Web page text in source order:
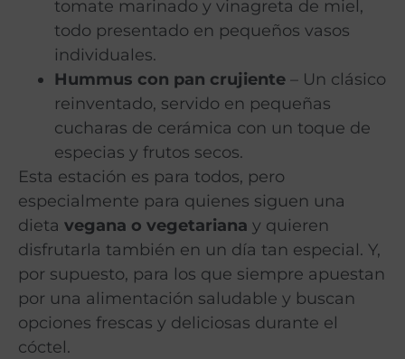
tomate marinado y vinagreta de miel,
todo presentado en pequeños vasos
individuales.
Hummus con pan crujiente – Un clásico
reinventado, servido en pequeñas
cucharas de cerámica con un toque de
especias y frutos secos.
Esta estación es para todos, pero
especialmente para quienes siguen una
dieta vegana o vegetariana y quieren
disfrutarla también en un día tan especial. Y,
por supuesto, para los que siempre apuestan
por una alimentación saludable y buscan
opciones frescas y deliciosas durante el
cóctel.